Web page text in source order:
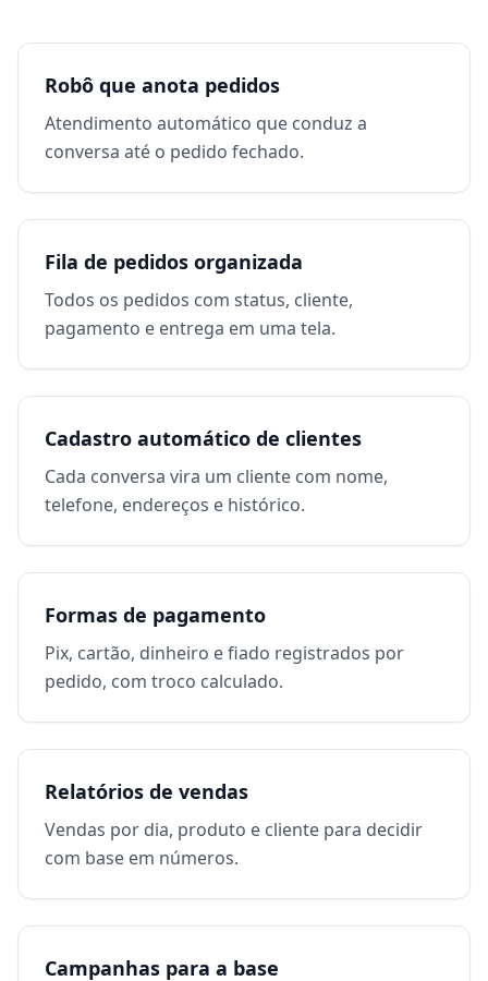
Robô que anota pedidos
Atendimento automático que conduz a
conversa até o pedido fechado.
Fila de pedidos organizada
Todos os pedidos com status, cliente,
pagamento e entrega em uma tela.
Cadastro automático de clientes
Cada conversa vira um cliente com nome,
telefone, endereços e histórico.
Formas de pagamento
Pix, cartão, dinheiro e fiado registrados por
pedido, com troco calculado.
Relatórios de vendas
Vendas por dia, produto e cliente para decidir
com base em números.
Campanhas para a base